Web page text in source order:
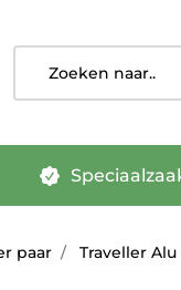
paar Traveller